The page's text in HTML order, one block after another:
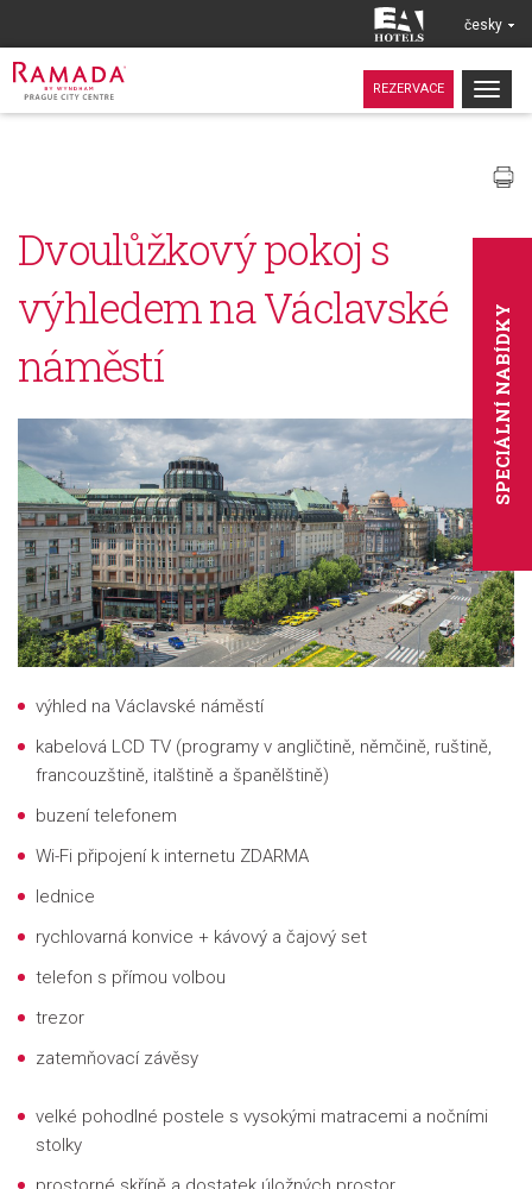
česky
REZERVACE
SPECIÁLNÍ NABÍDKY
Dvoulůžkový pokoj s
výhledem na Václavské
náměstí
výhled na Václavské náměstí
kabelová LCD TV (programy v angličtině, němčině, ruštině,
francouzštině, italštině a španělštině)
buzení telefonem
Wi-Fi připojení k internetu ZDARMA
lednice
rychlovarná konvice + kávový a čajový set
telefon s přímou volbou
trezor
zatemňovací závěsy
velké pohodlné postele s vysokými matracemi a nočními
stolky